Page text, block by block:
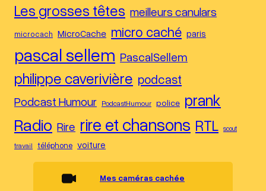
Les grosses têtes meilleurs canulars
microcach MicroCache micro caché paris
pascal sellem PascalSellem
philippe caverivière podcast
Podcast Humour PodcastHumour police prank
Radio Rire rire et chansons RTL scout
travail téléphone voiture
Mes caméras cachée